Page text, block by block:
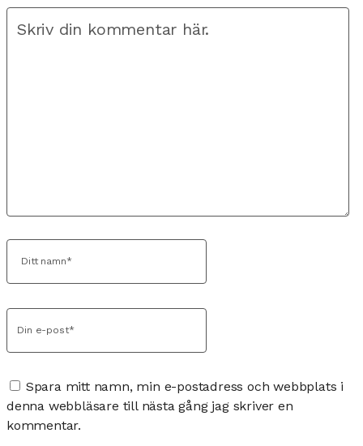
Spara mitt namn, min e-postadress och webbplats i
denna webbläsare till nästa gång jag skriver en
kommentar.